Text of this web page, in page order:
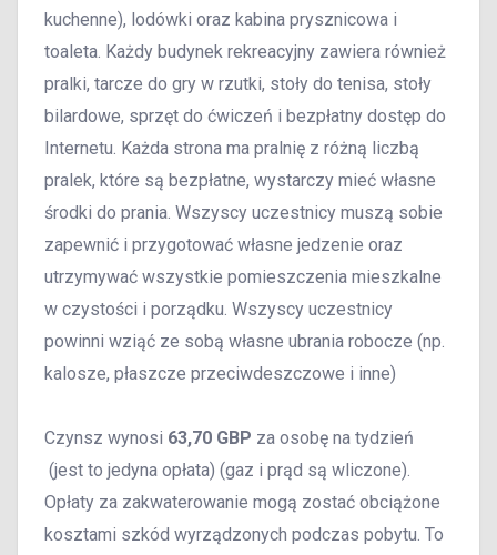
kuchenne), lodówki oraz kabina prysznicowa i
toaleta. Każdy budynek rekreacyjny zawiera również
pralki, tarcze do gry w rzutki, stoły do tenisa, stoły
bilardowe, sprzęt do ćwiczeń i bezpłatny dostęp do
Internetu. Każda strona ma pralnię z różną liczbą
pralek, które są bezpłatne, wystarczy mieć własne
środki do prania. Wszyscy uczestnicy muszą sobie
zapewnić i przygotować własne jedzenie oraz
utrzymywać wszystkie pomieszczenia mieszkalne
w czystości i porządku. Wszyscy uczestnicy
powinni wziąć ze sobą własne ubrania robocze (np.
kalosze, płaszcze przeciwdeszczowe i inne)
Czynsz wynosi 63,70 GBP za osobę na tydzień
(jest to jedyna opłata) (gaz i prąd są wliczone).
Opłaty za zakwaterowanie mogą zostać obciążone
kosztami szkód wyrządzonych podczas pobytu. To